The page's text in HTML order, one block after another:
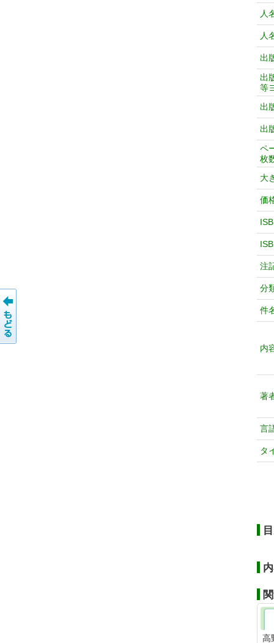
人
人
出
出
等
出
出
ペ
枚
大
価
注
分
件
内
著
言
タ
高